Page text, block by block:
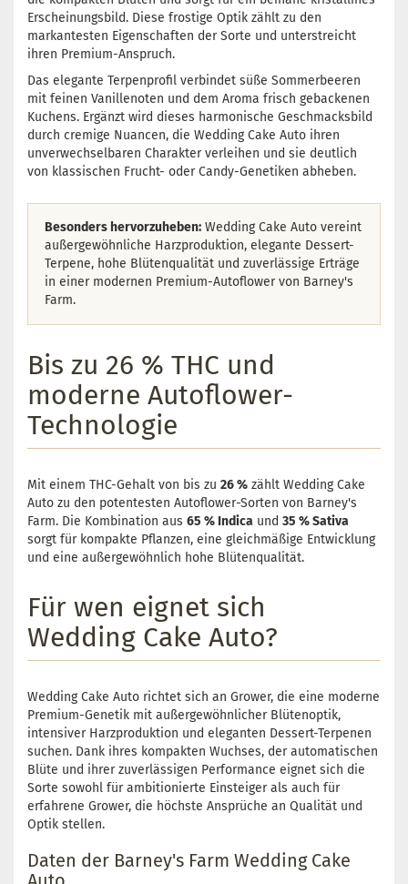
Erscheinungsbild. Diese frostige Optik zählt zu den
markantesten Eigenschaften der Sorte und unterstreicht
ihren Premium-Anspruch.
Das elegante Terpenprofil verbindet süße Sommerbeeren
mit feinen Vanillenoten und dem Aroma frisch gebackenen
Kuchens. Ergänzt wird dieses harmonische Geschmacksbild
durch cremige Nuancen, die Wedding Cake Auto ihren
unverwechselbaren Charakter verleihen und sie deutlich
von klassischen Frucht- oder Candy-Genetiken abheben.
Besonders hervorzuheben: Wedding Cake Auto vereint
außergewöhnliche Harzproduktion, elegante Dessert-
Terpene, hohe Blütenqualität und zuverlässige Erträge
in einer modernen Premium-Autoflower von Barney's
Farm.
Bis zu 26 % THC und
moderne Autoflower-
Technologie
Mit einem THC-Gehalt von bis zu 26 % zählt Wedding Cake
Auto zu den potentesten Autoflower-Sorten von Barney's
Farm. Die Kombination aus 65 % Indica und 35 % Sativa
sorgt für kompakte Pflanzen, eine gleichmäßige Entwicklung
und eine außergewöhnlich hohe Blütenqualität.
Für wen eignet sich
Wedding Cake Auto?
Wedding Cake Auto richtet sich an Grower, die eine moderne
Premium-Genetik mit außergewöhnlicher Blütenoptik,
intensiver Harzproduktion und eleganten Dessert-Terpenen
suchen. Dank ihres kompakten Wuchses, der automatischen
Blüte und ihrer zuverlässigen Performance eignet sich die
Sorte sowohl für ambitionierte Einsteiger als auch für
erfahrene Grower, die höchste Ansprüche an Qualität und
Optik stellen.
Daten der Barney's Farm Wedding Cake